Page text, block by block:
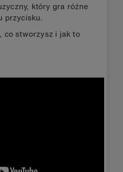
który gra różne
przycisku.
co stworzysz i jak to